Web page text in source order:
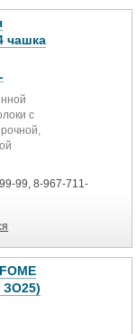
чашка
с
на
в
вид.
большой
99, 8-967-711-
ЗО25)